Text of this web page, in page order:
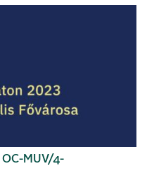
OC-MUV/4-